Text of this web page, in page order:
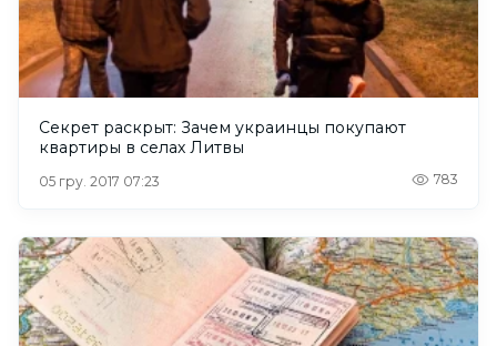
Секрет раскрыт: Зачем украинцы покупают
квартиры в селах Литвы
05 гру. 2017 07:23 783